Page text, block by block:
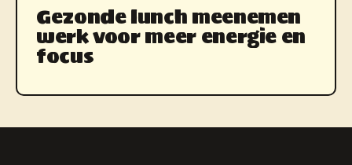
Gezonde lunch meenemen
werk voor meer energie en
focus